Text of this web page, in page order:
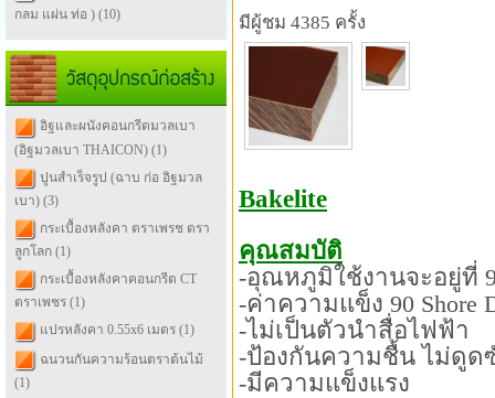
กลม แผ่น ท่อ ) (10)
วัสดุอุปกรณ์ก่อสร้าง
อิฐและผนังคอนกรีตมวลเบา
(อิฐมวลเบา THAICON) (1)
ปูนสำเร็จรูป (ฉาบ ก่อ อิฐมวล
เบา) (3)
กระเบื้องหลังคา ตราเพรช ตรา
ลูกโลก (1)
กระเบื้องหลังคาคอนกรีต CT
ตราเพชร (1)
แปรหลังคา 0.55x6 เมตร (1)
ฉนวนกันความร้อนตราต้นไม้
(1)
มีผู้ชม 4385 ครั้ง
Bakelite
คุณสมบัติ
-อุณหภูมิใช้งานจะอยู่ที่
-ค่าความแข็ง 90 Shore
-ไม่เป็นตัวนำสื่อไฟฟ้า
-ป้องกันความชื้น ไม่ดูด
-มีความแข็งแรง